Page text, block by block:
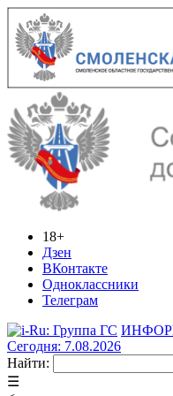
18+
Дзен
ВКонтакте
Одноклассники
Телеграм
Сегодня: 7.08.2026
Найти:
☰